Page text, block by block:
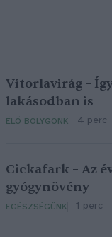
Vitorlavirág –
lakásodban is
ÉLŐ BOLYGÓNK 4 perc
Cickafark – Az
gyógynövény
EGÉSZSÉGÜNK 1 perc